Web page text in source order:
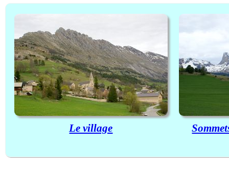
Le village